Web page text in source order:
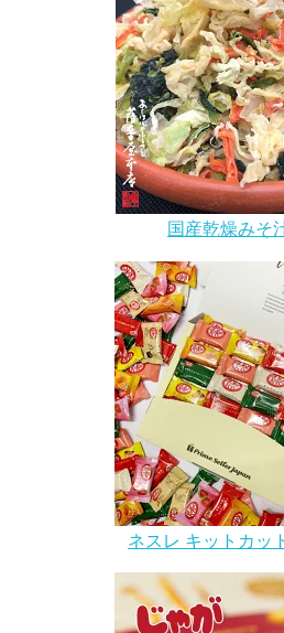
国産乾燥みそ
ネスレ キットカッ